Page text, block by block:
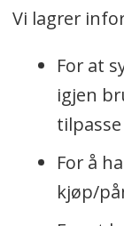
Vi lagrer
For at
igjen
For å
kjøp/